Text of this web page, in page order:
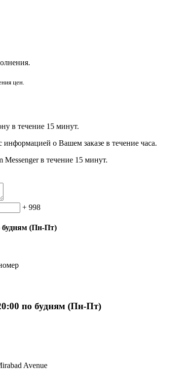
цен.
в течение 15 минут.
о Вашем заказе в течение часа.
в течение 15 минут.
+ 998
будням (Пн-Пт)
по будням (Пн-Пт)
Avenue